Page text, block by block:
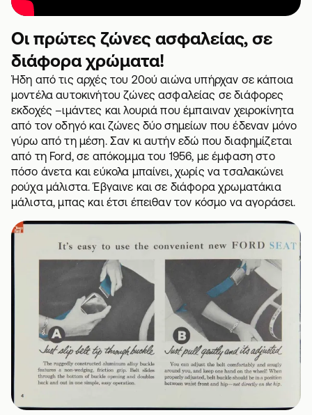
Οι πρώτες ζώνες ασφαλείας, σε
διάφορα χρώματα!
Ήδη από τις αρχές του 20ού αιώνα υπήρχαν σε κάποια
μοντέλα αυτοκινήτου ζώνες ασφαλείας σε διάφορες
εκδοχές –ιμάντες και λουριά που έμπαιναν χειροκίνητα
από τον οδηγό και ζώνες δύο σημείων που έδεναν μόνο
γύρω από τη μέση. Σαν κι αυτήν εδώ που διαφημίζεται
από τη Ford, σε απόκομμα του 1956, με έμφαση στο
πόσο άνετα και εύκολα μπαίνει, χωρίς να τσαλακώνει
ρούχα μάλιστα. Έβγαινε και σε διάφορα χρωματάκια
μάλιστα, μπας και έτσι έπειθαν τον κόσμο να αγοράσει.